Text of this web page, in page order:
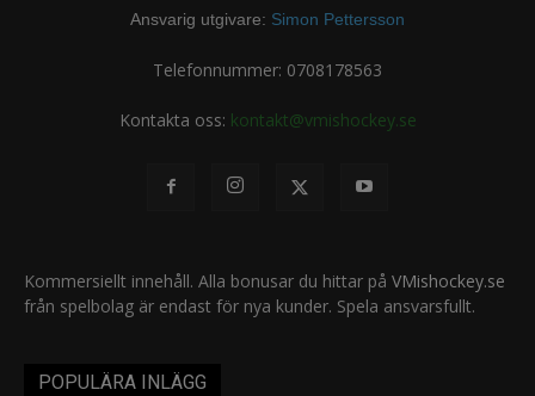
Ansvarig utgivare: Simon Pettersson
Telefonnummer: 0708178563
Kontakta oss: kontakt@vmishockey.se
Kommersiellt innehåll. Alla bonusar du hittar på VMishockey.se
från spelbolag är endast för nya kunder. Spela ansvarsfullt.
POPULÄRA INLÄGG